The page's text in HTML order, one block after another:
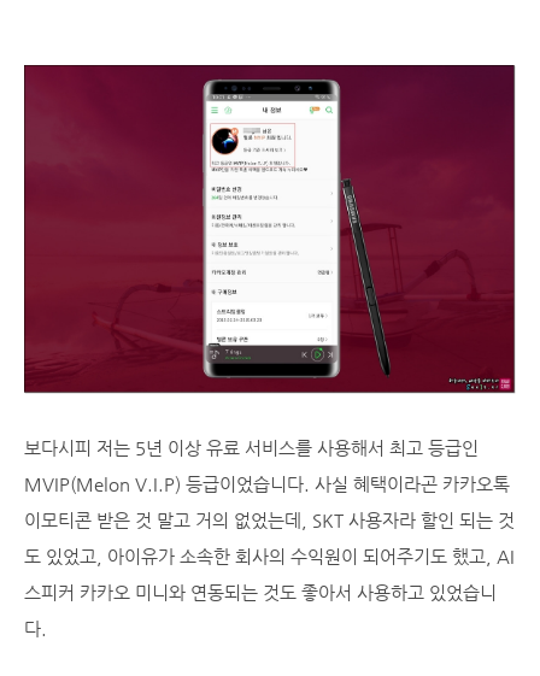
보다시피 저는 5년 이상 유료 서비스를 사용해서 최고 등급인
MVIP(Melon V.I.P) 등급이었습니다. 사실 혜택이라곤 카카오톡
이모티콘 받은 것 말고 거의 없었는데, SKT 사용자라 할인 되는 것
도 있었고, 아이유가 소속한 회사의 수익원이 되어주기도 했고, AI
스피커 카카오 미니와 연동되는 것도 좋아서 사용하고 있었습니
다.